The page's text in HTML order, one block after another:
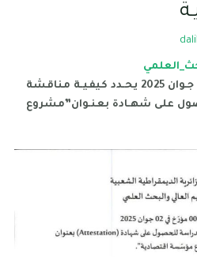
منشور رقم 001 مؤرخ في 02 جـوان 2025 يحـدد كيفيـة مناقشة
على شهـادة بعنـوان”مشروع